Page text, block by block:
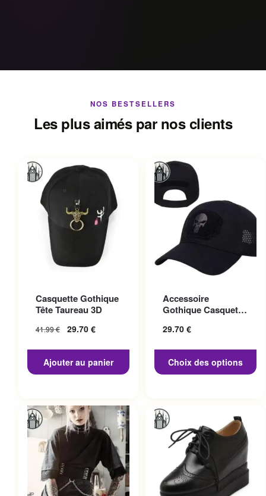
NOS BESTSELLERS
Les plus aimés par nos clients
Casquette Gothique
Tête Taureau 3D
41.99€ 29.70 €
Ajouter au panier
Accessoire
Gothique Casquette
29.70 €
Choix des options
variations. Les options
peuvent être choisies sur la
page du produit